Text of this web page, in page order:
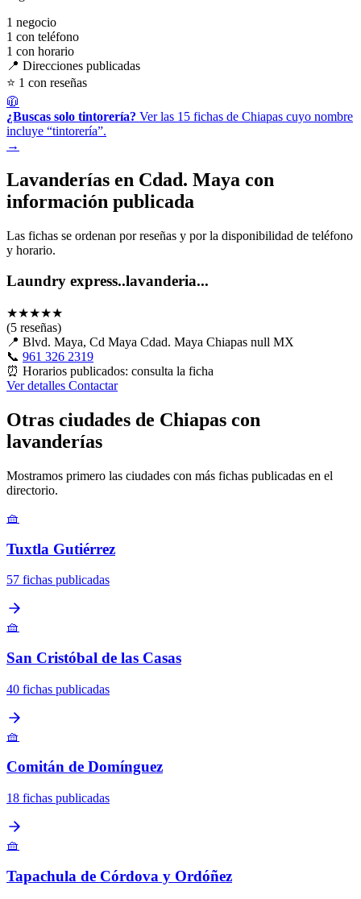
1 negocio
1 con teléfono
1 con horario
📍 Direcciones publicadas
⭐ 1 con reseñas
🧥
¿Buscas solo tintorería? Ver las 15 fichas de Chiapas cuyo nombre
incluye “tintorería”.
→
Lavanderías en Cdad. Maya con
información publicada
Las fichas se ordenan por reseñas y por la disponibilidad de teléfono
y horario.
Laundry express..lavanderia...
★★★★★
(5 reseñas)
📍 Blvd. Maya, Cd Maya Cdad. Maya Chiapas null MX
📞 961 326 2319
⏰ Horarios publicados: consulta la ficha
Ver detalles Contactar
Otras ciudades de Chiapas con
lavanderías
Mostramos primero las ciudades con más fichas publicadas en el
directorio.
🧺
Tuxtla Gutiérrez
57 fichas publicadas
🧺
San Cristóbal de las Casas
40 fichas publicadas
🧺
Comitán de Domínguez
18 fichas publicadas
🧺
Tapachula de Córdova y Ordóñez